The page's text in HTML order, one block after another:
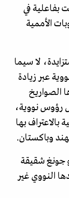
بفاعلية في
الأممية
لا سيما
عبر زيادة
الصواريخ
رؤوس نووية،
بها
وباكستان.
جونغ شقيقة
النووي غير